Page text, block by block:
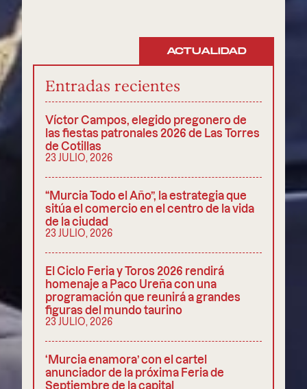
ACTUALIDAD
Entradas recientes
Víctor Campos, elegido pregonero de
las fiestas patronales 2026 de Las Torres
de Cotillas
23 JULIO, 2026
“Murcia Todo el Año”, la estrategia que
sitúa el comercio en el centro de la vida
de la ciudad
23 JULIO, 2026
El Ciclo Feria y Toros 2026 rendirá
homenaje a Paco Ureña con una
programación que reunirá a grandes
figuras del mundo taurino
23 JULIO, 2026
‘Murcia enamora’ con el cartel
anunciador de la próxima Feria de
Septiembre de la capital